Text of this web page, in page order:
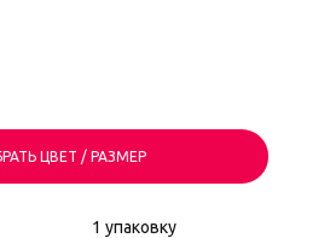
ЦВЕТ / РАЗМЕР
1 упаковку